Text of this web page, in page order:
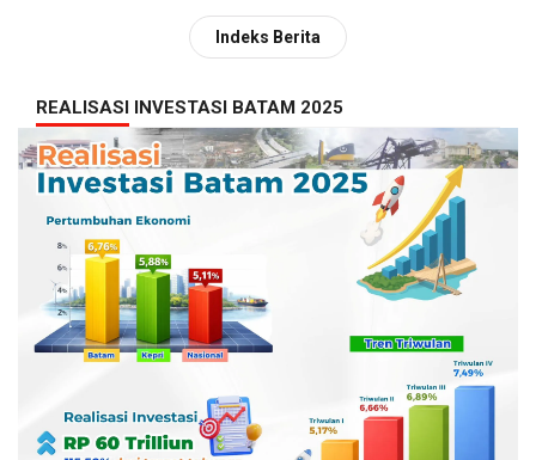
Indeks Berita
REALISASI INVESTASI BATAM 2025